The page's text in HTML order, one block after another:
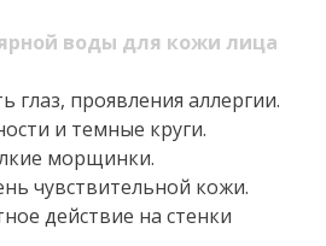
воды для кожи лица
глаз, проявления аллергии.
и темные круги.
морщинки.
чувствительной кожи.
действие на стенки